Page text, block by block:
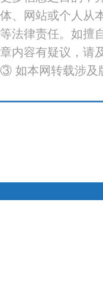
体、网站或个人从
等法律责任。如擅
章内容有疑议，请
③ 如本网转载涉及